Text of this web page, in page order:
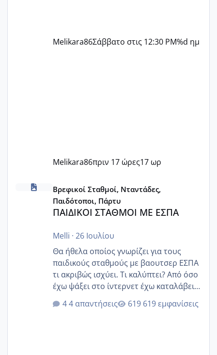
Melikara86Σάββατο στις 12:30 PM%d ημ
Melikara86πριν 17 ώρες17 ωρ
ΠΑΙΔΙΚΟΙ ΣΤΑΘΜΟΙ ΜΕ ΕΣΠΑ
Βρεφικοί Σταθμοί, Νταντάδες,
Παιδότοποι, Πάρτυ
ΠΑΙΔΙΚΟΙ ΣΤΑΘΜΟΙ ΜΕ ΕΣΠΑ
Melli · 26 Ιουλίου
Θα ήθελα οποίος γνωρίζει για τους
παιδικούς σταθμούς με βαουτσερ ΕΣΠΑ
τι ακριβώς ισχύει. Τι καλύπτει? Από όσο
έχω ψάξει στο ίντερνετ έχω καταλάβει
ότι το βαουτσερ καλύπτει όλα τα
δίδακτρα και τα τροφεια του ιδιωτικού
4 απαντήσεις 619 εμφανίσεις